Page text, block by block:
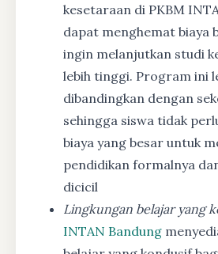
kesetaraan di PKBM
dapat menghemat biaya
ingin melanjutkan studi
lebih tinggi. Program ini
dibandingkan dengan
sehingga siswa tidak
biaya yang besar untuk
pendidikan formalnya
dicicil
Lingkungan belajar yang
INTAN Bandung